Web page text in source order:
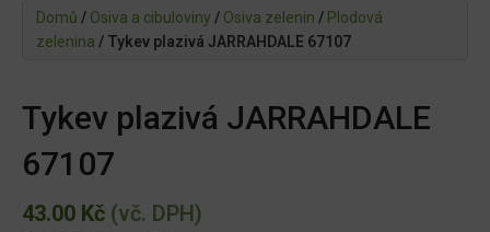
Domů / Osiva a cibuloviny / Osiva zelenin / Plodová
zelenina / Tykev plazivá JARRAHDALE 67107
Tykev plazivá JARRAHDALE
67107
43.00 Kč (vč. DPH)